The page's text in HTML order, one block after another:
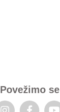
Povežimo se